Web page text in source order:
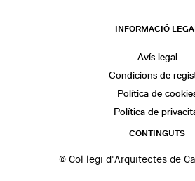
INFORMACIÓ
Avís legal
Condicions de
Política de
Política de
CONTINGUTS
© Col·legi d'Arquitectes de